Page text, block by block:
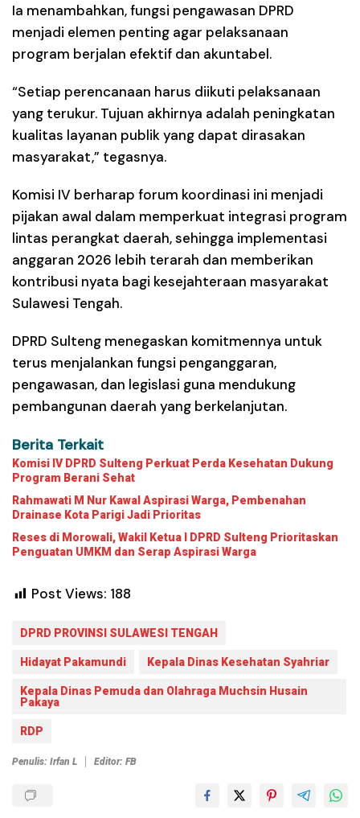
Ia menambahkan, fungsi pengawasan DPRD
menjadi elemen penting agar pelaksanaan
program berjalan efektif dan akuntabel.
“Setiap perencanaan harus diikuti pelaksanaan
yang terukur. Tujuan akhirnya adalah peningkatan
kualitas layanan publik yang dapat dirasakan
masyarakat,” tegasnya.
Komisi IV berharap forum koordinasi ini menjadi
pijakan awal dalam memperkuat integrasi program
lintas perangkat daerah, sehingga implementasi
anggaran 2026 lebih terarah dan memberikan
kontribusi nyata bagi kesejahteraan masyarakat
Sulawesi Tengah.
DPRD Sulteng menegaskan komitmennya untuk
terus menjalankan fungsi penganggaran,
pengawasan, dan legislasi guna mendukung
pembangunan daerah yang berkelanjutan.
Berita Terkait
Komisi IV DPRD Sulteng Perkuat Perda Kesehatan Dukung
Program Berani Sehat
Rahmawati M Nur Kawal Aspirasi Warga, Pembenahan
Drainase Kota Parigi Jadi Prioritas
Reses di Morowali, Wakil Ketua I DPRD Sulteng Prioritaskan
Penguatan UMKM dan Serap Aspirasi Warga
Post Views: 188
DPRD PROVINSI SULAWESI TENGAH
Hidayat Pakamundi Kepala Dinas Kesehatan Syahriar
Kepala Dinas Pemuda dan Olahraga Muchsin Husain
Pakaya
RDP
Penulis: Irfan L Editor: FB